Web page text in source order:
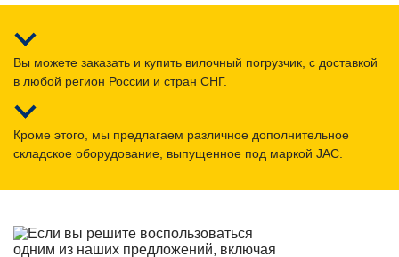
Вы можете заказать и купить вилочный погрузчик, с доставкой
в любой регион России и стран СНГ.
Кроме этого, мы предлагаем различное дополнительное
складское оборудование, выпущенное под маркой JAC.